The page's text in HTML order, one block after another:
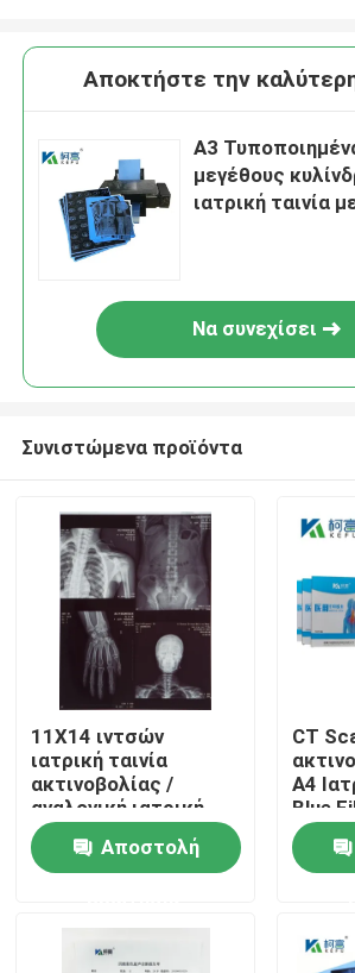
Αρχική Σελίδα
Σχετικά με εμάς
Αποκτήστε την
Α3
μεγέθους
ιατρική ταινία
Να συνεχίσει
Συνιστώμενα προϊόντα
11X14 ιντσών
ιατρική ταινία
ακτινοβολίας /
αναλογική ιατρική
ταινία / στεγνή ταινία
Αποστολή
CT
A4
Blue
Film